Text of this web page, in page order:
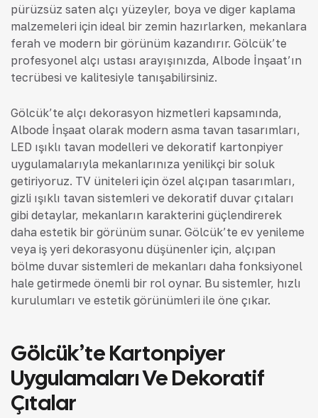
pürüzsüz saten alçı yüzeyler, boya ve diğer kaplama
malzemeleri için ideal bir zemin hazırlarken, mekanlara
ferah ve modern bir görünüm kazandırır. Gölcük’te
profesyonel alçı ustası arayışınızda, Albode İnşaat’ın
tecrübesi ve kalitesiyle tanışabilirsiniz.
Gölcük’te alçı dekorasyon hizmetleri kapsamında,
Albode İnşaat olarak modern asma tavan tasarımları,
LED ışıklı tavan modelleri ve dekoratif kartonpiyer
uygulamalarıyla mekanlarınıza yenilikçi bir soluk
getiriyoruz. TV üniteleri için özel alçıpan tasarımları,
gizli ışıklı tavan sistemleri ve dekoratif duvar çıtaları
gibi detaylar, mekanların karakterini güçlendirerek
daha estetik bir görünüm sunar. Gölcük’te ev yenileme
veya iş yeri dekorasyonu düşünenler için, alçıpan
bölme duvar sistemleri de mekanları daha fonksiyonel
hale getirmede önemli bir rol oynar. Bu sistemler, hızlı
kurulumları ve estetik görünümleri ile öne çıkar.
Gölcük’te Kartonpiyer
Uygulamaları Ve Dekoratif
Çıtalar